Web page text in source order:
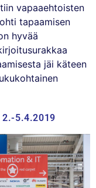
vapaaehtoisten
tapaamisen
hyvää
jäi käteen
2.-5.4.2019